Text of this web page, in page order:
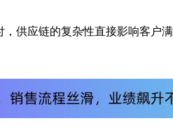
，供应链的复杂性直接影响客户